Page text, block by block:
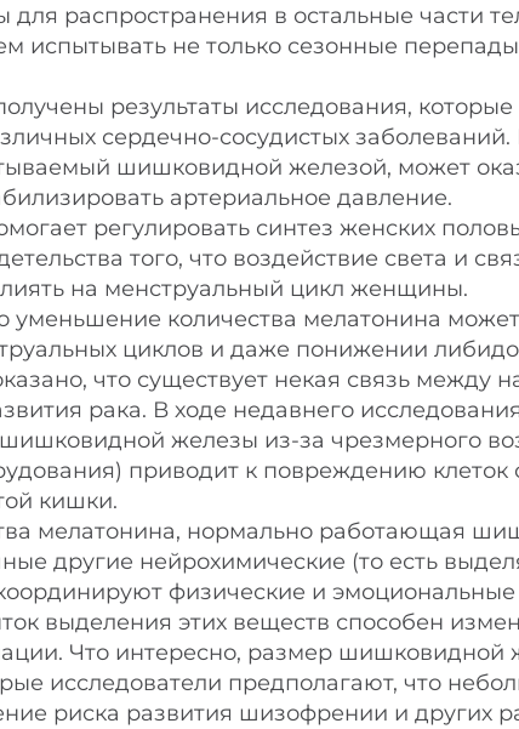
для распространения в остальные части
испытывать не только сезонные
результаты исследования,
сердечно-сосудистых
шишковидной железой, может
артериальное давление.
регулировать синтез женских
того, что воздействие света и
на менструальный цикл женщины.
уменьшение количества мелатонина
циклов и даже понижении
что существует некая связь
рака. В ходе недавнего
железы из-за чрезмерного
приводит к повреждению
кишки.
мелатонина, нормально работающая
другие нейрохимические (то есть
физические и
выделения этих веществ способен
Что интересно, размер
исследователи предполагают, что
риска развития шизофрении и других